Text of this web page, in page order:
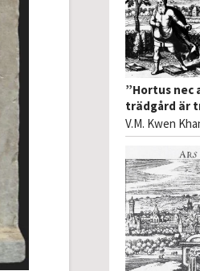
”Hortus nec
trädgård är
V.M. Kwen